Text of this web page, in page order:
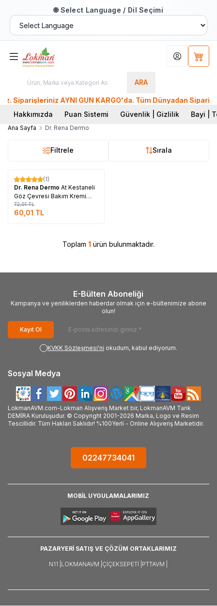
🌐 Select Language / Dil Seçimi
ARA
Hesabım
Siparişleriniz AYNI GÜN KARGO'da. Tüm Dünyadan Sipariş
Hakkımızda
Puan Sistemi Güvenlik | Gizlilik Bayi |
Ana Sayfa Dr. Rena Dermo
Filtrele Sırala
%17
(1)
Dr. Rena Dermo At Kestaneli
Göz Çevresi Bakım Kremi
20ML
72,01TL
60,01 TL
Toplam 1 ürün bulunmaktadır.
E-Bülten Aboneliği
Kampanya ve yeniliklerden haberdar olmak için e-bültenimize abone
olun!
Kayıt Ol
KVKK Sözleşmesi'ni okudum, kabul ediyorum.
Sosyal Medya
LokmanAVM.com-Lokman Alışveriş Market bir, LokmanAVM Tarık
DEMİRA Kuruluşudur. © Copyright 2001-2026 Marka, Logo ve Resim
Tescillidir. Tüm Hakları Saklıdır! %100Yerli - Online Alışveriş Marketidir.
02247734041
MOBİL UYGULAMALARIMIZ
PAZARYERİ SATIŞ VE ÇÖZÜM ORTAKLARIMIZ
N11 | LOKMANAVM | ÇIÇEKSEPETI | PTTAVM |